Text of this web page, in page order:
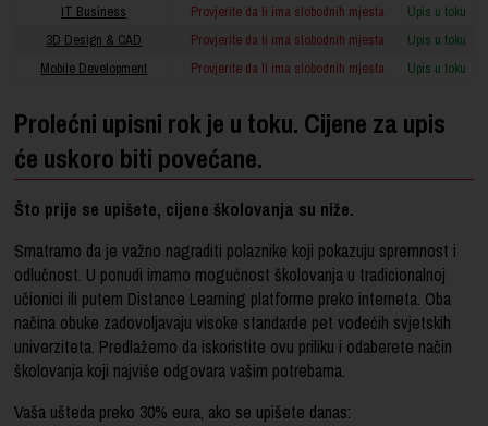
IT Business
Provjerite da li ima slobodnih mjesta
Upis u toku
3D Design & CAD
Provjerite da li ima slobodnih mjesta
Upis u toku
Mobile Development
Provjerite da li ima slobodnih mjesta Upis u toku
Prolećni upisni rok je u toku. Cijene za upis
će uskoro biti povećane.
Što prije se upišete, cijene školovanja su niže.
Smatramo da je važno nagraditi polaznike koji pokazuju spremnost i
odlučnost. U ponudi imamo mogućnost školovanja u tradicionalnoj
učionici ili putem Distance Learning platforme preko interneta. Oba
načina obuke zadovoljavaju visoke standarde pet vodećih svjetskih
univerziteta. Predlažemo da iskoristite ovu priliku i odaberete način
školovanja koji najviše odgovara vašim potrebama.
Vaša ušteda preko 30% eura, ako se upišete danas: